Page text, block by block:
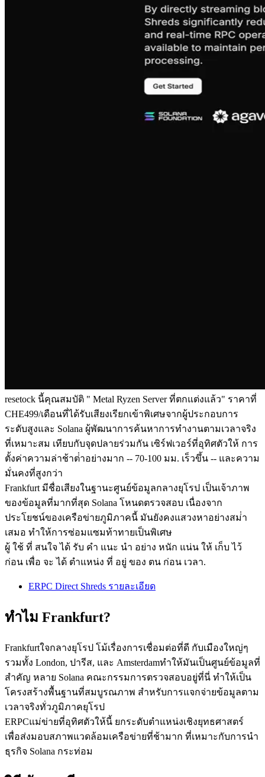
resetock นี้คุณสมบัติ " Metal Ryzen Server ที่ตกแต่งแล้ว" ราคาที่
CHE499/เดือนที่ได้รับเสียงเรียกเข้าพิเศษจากผู้ประกอบการ
ระดับสูงและ Solana ผู้พัฒนาการค้นหาการทํางานตามเวลาจริง
ที่เหมาะสม เทียบกับจุดปลายร่วมกัน เซิร์ฟเวอร์ที่อุทิศตัวให้ การ
ตั้งค่าความล่าช้าต่ําอย่างมาก -- 70-100 มม. เร็วขึ้น -- และความ
มั่นคงที่สูงกว่า
Frankfurt มีชื่อเสียงในฐานะศูนย์ข้อมูลกลางยุโรป เป็นเจ้าภาพ
ของข้อมูลที่มากที่สุด Solana โหนดตรวจสอบ เนื่องจาก
ประโยชน์ของเครือข่ายภูมิภาคนี้ มันยังคงแสวงหาอย่างสม่ํา
เสมอ ทําให้การซ่อมแซมท้าทายเป็นพิเศษ
ผู้ ใช้ ที่ สนใจ ได้ รับ คํา แนะ นํา อย่าง หนัก แน่น ให้ เก็บ ไว้
ก่อน เพื่อ จะ ได้ ตําแหน่ง ที่ อยู่ ของ ตน ก่อน เวลา.
ERPC Direct Shreds รายละเอียด
ทําไม Frankfurt?
Frankfurtใจกลางยุโรป โม้เรื่องการเชื่อมต่อที่ดี กับเมืองใหญ่ๆ
รวมทั้ง London, ปารีส, และ Amsterdamทําให้มันเป็นศูนย์ข้อมูลที่
สําคัญ หลาย Solana คณะกรรมการตรวจสอบอยู่ที่นี่ ทําให้เป็น
โครงสร้างพื้นฐานที่สมบูรณภาพ สําหรับการแจกจ่ายข้อมูลตาม
เวลาจริงทั่วภูมิภาคยุโรป
ERPCแม่ข่ายที่อุทิศตัวให้นี้ ยกระดับตําแหน่งเชิงยุทธศาสตร์
เพื่อส่งมอบสภาพแวดล้อมเครือข่ายที่ช้ามาก ที่เหมาะกับการนํา
ธุรกิจ Solana กระท่อม